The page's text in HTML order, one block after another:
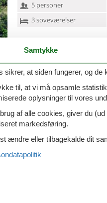
5 personer
3 soveværelser
VIS MERE
52020 -
3 personer
1 soveværelse
Samtykke
sikrer, at siden fungerer, og
til, at vi må opsamle
oplysninger til vores
af alle cookies, giver du
markedsføring.
ændre eller tilbagekalde dit